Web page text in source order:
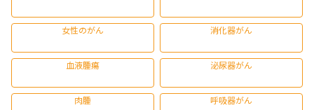
女性のがん 消化器がん
血液腫瘍 泌尿器がん
肉腫 呼吸器がん